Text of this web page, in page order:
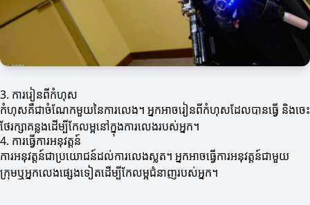
3. ការរៀនពីកំហុស
កំហុសគឺជាចំណែកមួយនៃការលេង។ អ្នកអាចរៀនពីកំហុសដែលបានធ្វើ និងចេះ
ថែរក្សាគន្លងដើម្បីកែលម្អនៅក្នុងការលេងរបស់អ្នក។
4. ការធ្វើការអនុវត្តន៍
ការអនុវត្តន៍ជាប្រយោជន៍ដល់ការលេងស្លត។ អ្នកអាចធ្វើការអនុវត្តន៍ជាមួយ
ក្រុមឬអ្នកលេងផ្សេងទៀតដើម្បីកែលម្អជំនាញរបស់អ្នក។